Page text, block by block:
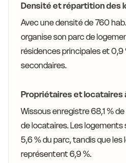
Densité et répartition des
Avec une densité de 760
organise son parc de
résidences principales et 0,9
secondaires.
Propriétaires et locataires
Wissous enregistre 68,1 %
de locataires. Les
5,6 % du parc, tandis que
représentent 6,9 %.